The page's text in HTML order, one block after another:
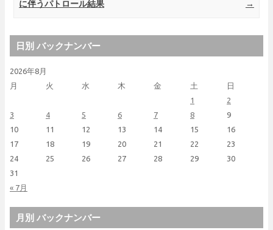
に伴うパトロール結果
→
日別 バックナンバー
2026年8月
月
火 水 木 金 土 日
« 7月
1
2
3
4 5 6 7 8
9
10
11 12 13 14 15
16
17
18 19 20 21 22
23
24
25 26 27 28 29
30
31
月別 バックナンバー